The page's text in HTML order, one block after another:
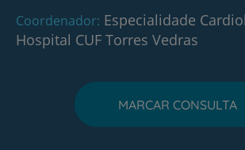
Coordenador Especialidade
Hospital CUF Torres Vedras
MARCAR CONSULTA